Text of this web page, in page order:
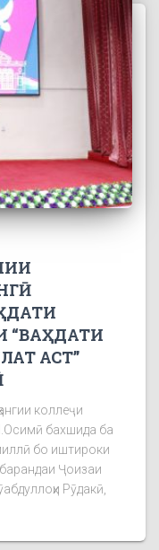
“ВАҲДАТИ
АСТ”
коллеҷи
бахшида ба
бо иштироки
Ҷоизаи
Рӯдакӣ,